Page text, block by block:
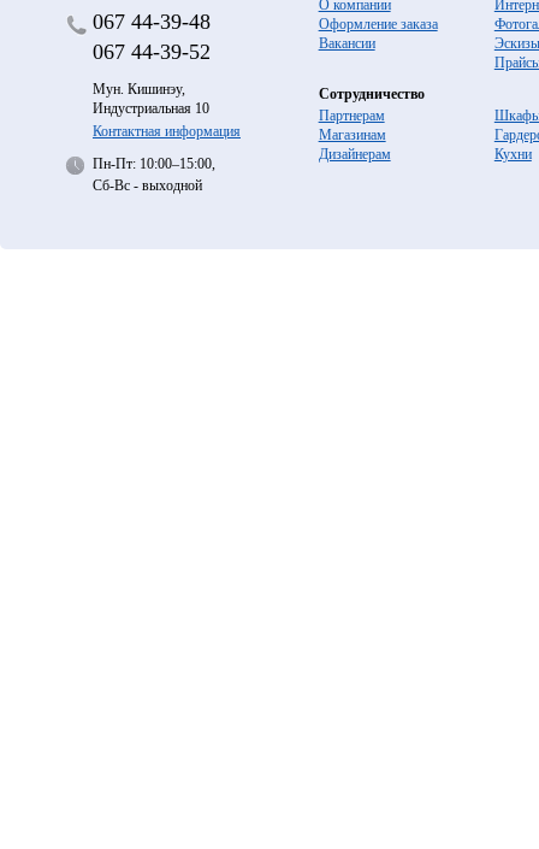
067 44-39-48
067 44-39-52
Мун. Кишинэу,
Индустриальная 10
Контактная информация
Пн-Пт: 10:00–15:00,
Сб-Вс - выходной
О компании
Оформление заказа
Вакансии
Эскизы
Сотрудничество
Партнерам
Магазинам
Дизайнерам
Кухни